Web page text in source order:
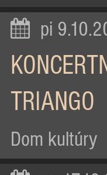
pi
TRIANGO
Dom kultúry